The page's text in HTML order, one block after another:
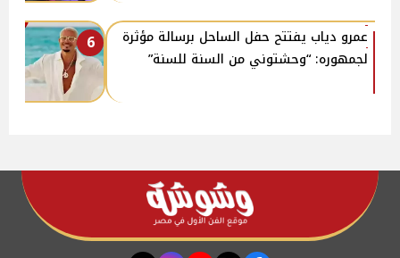
6
عمرو دياب يفتتح حفل الساحل برسالة مؤثرة
لجمهوره: “وحشتوني من السنة للسنة”